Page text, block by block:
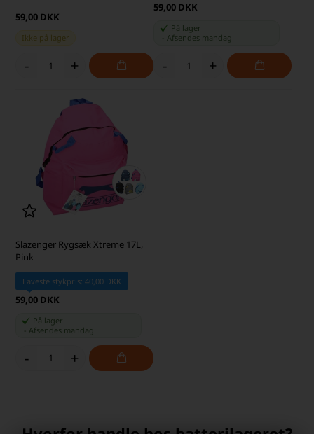
59,00 DKK
Ikke på lager
- +
59,00 DKK
På lager
Afsendes mandag
- +
Slazenger Rygsæk Xtreme 17L,
Pink
Laveste stykpris: 40,00 DKK
59,00 DKK
På lager
Afsendes mandag
- +